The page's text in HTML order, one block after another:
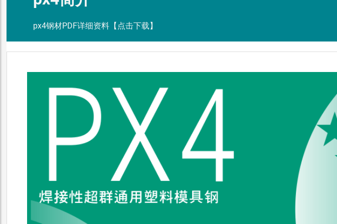
px4钢材PDF详细资料【点击下载】